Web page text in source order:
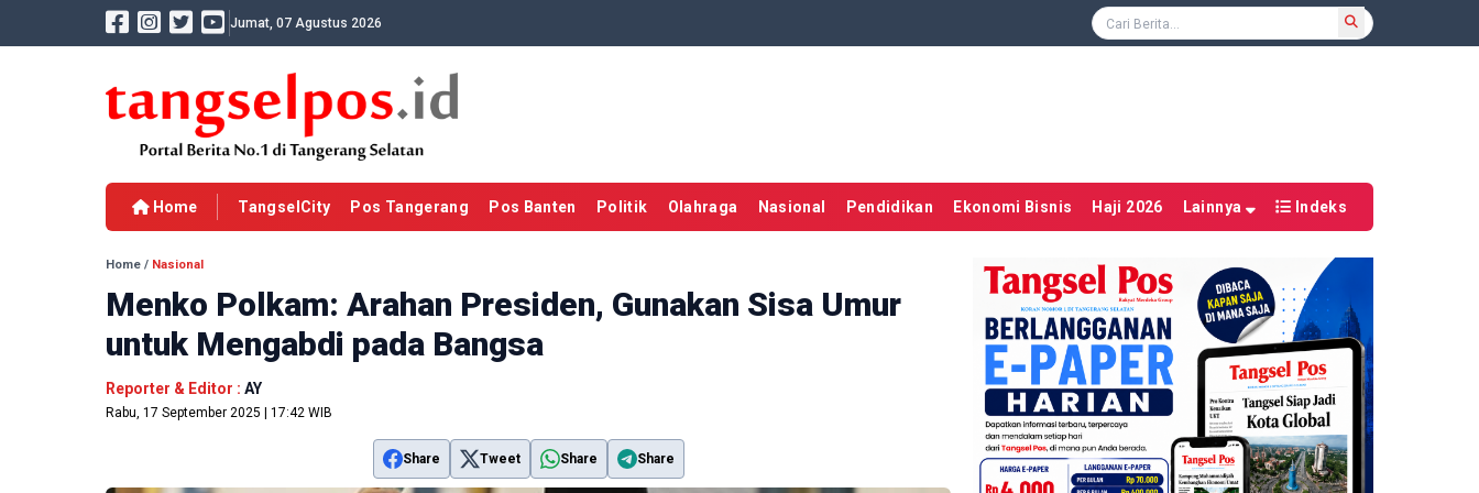
Jumat, 07 Agustus 2026
Home TangselCity Pos Tangerang Pos Banten Politik Olahraga Nasional Pendidikan Ekonomi Bisnis Haji 2026 Lainnya Indeks
Home / Nasional
Menko Polkam: Arahan Presiden, Gunakan Sisa Umur
untuk Mengabdi pada Bangsa
Reporter & Editor : AY
Rabu, 17 September 2025 | 17:42 WIB
Share Tweet Share Share